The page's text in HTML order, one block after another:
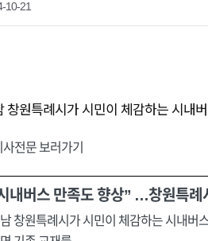
10-21
창원특례시가 시민이 체감하는 시내
전문 보러가기
내버스 만족도 향상” …창원특례
창원특례시가 시민이 체감하는 시내버